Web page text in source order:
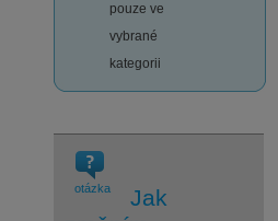
pouze ve
vybrané
kategorii
otázka
Jak